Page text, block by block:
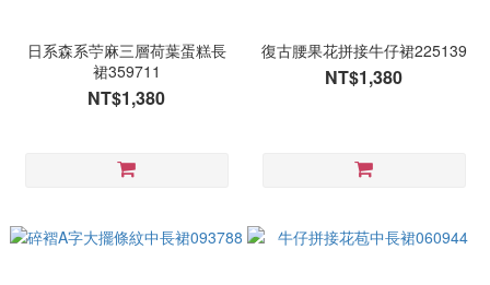
日系森系苧麻三層荷葉蛋糕長
裙359711
NT$1,380
復古腰果花拼接牛仔裙225139
NT$1,380